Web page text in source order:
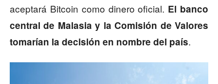
aceptará Bitcoin como dinero oficial. El banco
central de Malasia y la Comisión de Valores
tomarían la decisión en nombre del país.